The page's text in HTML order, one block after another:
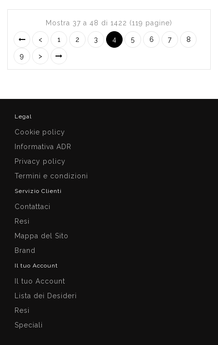
Mostra 37 a 48 di 1422 (119 pagine)
< 1 2 3 4 5 6 7 8
9 >
Legal
Cookie policy
Informativa ADR
Privacy policy
Termini e condizioni
Servizio Clienti
Contattaci
Resi
Mappa del Sito
Brand
Il tuo Account
Il tuo Account
Lista dei Desideri
Resi
Speciali